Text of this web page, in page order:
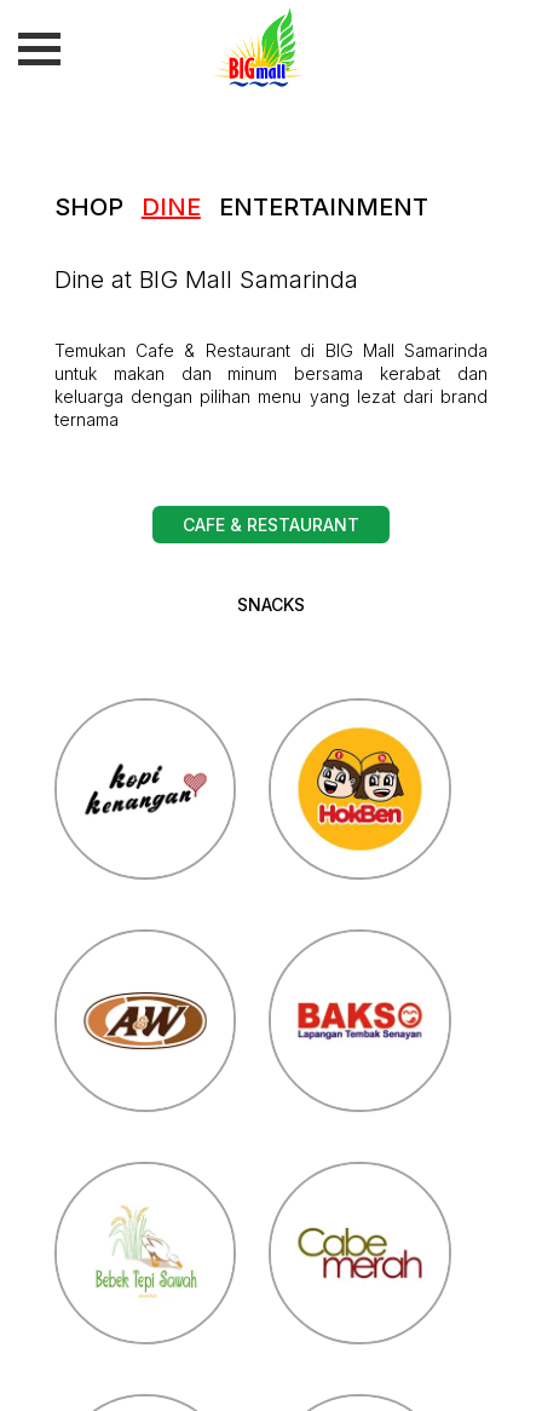
SHOP DINE ENTERTAINMENT
Dine at BIG Mall Samarinda
Temukan Cafe & Restaurant di BIG Mall Samarinda
untuk makan dan minum bersama kerabat dan
keluarga dengan pilihan menu yang lezat dari brand
ternama
CAFE & RESTAURANT
SNACKS